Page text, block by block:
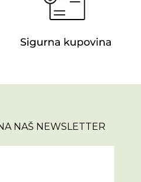
NAŠ NEWSLETTER